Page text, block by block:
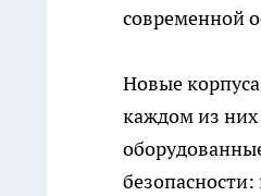
современной
Новые
каждом из